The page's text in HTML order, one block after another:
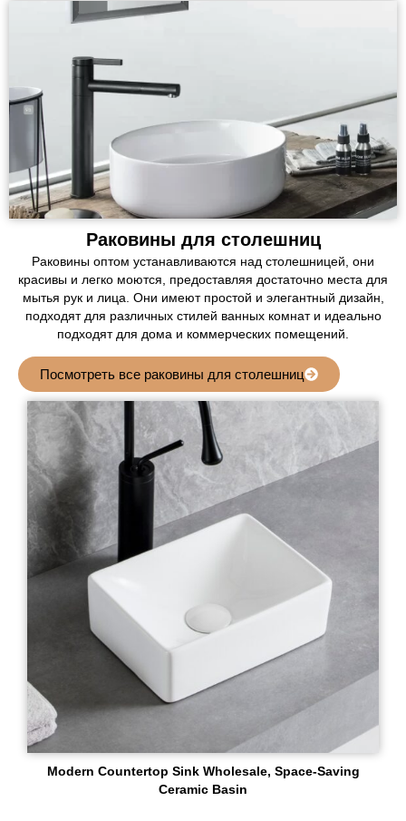
Раковины для столешниц
Раковины оптом устанавливаются над столешницей, они
красивы и легко моются, предоставляя достаточно места для
мытья рук и лица. Они имеют простой и элегантный дизайн,
подходят для различных стилей ванных комнат и идеально
подходят для дома и коммерческих помещений.
Посмотреть все раковины для столешниц
Modern Countertop Sink Wholesale, Space-Saving
Ceramic Basin